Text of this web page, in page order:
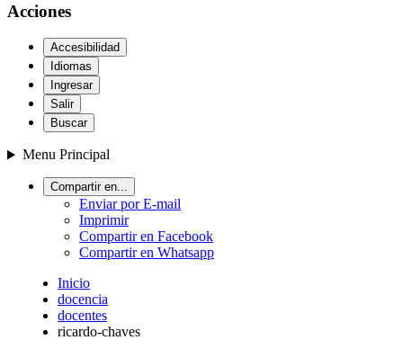
Acciones
Accesibilidad
Idiomas
Ingresar
Salir
Buscar
Menu Principal
Compartir en...
Enviar por E-mail
Imprimir
Compartir en Facebook
Compartir en Whatsapp
Inicio
docencia
docentes
ricardo-chaves